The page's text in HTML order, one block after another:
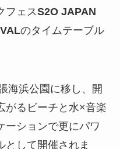
フェスS2O JAPAN
のタイムテーブル
海浜公園に移し、開
がるビーチと水×音楽
ーションで更にパワ
として開催されま